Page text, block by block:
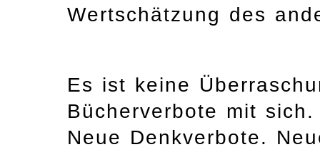
Wertschätzung des
Es ist keine
Bücherverbote mit
Neue Denkverbote.